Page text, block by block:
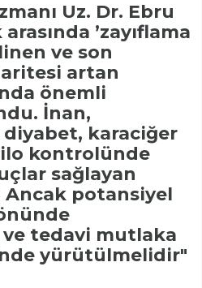
Uz. Dr. Ebru
’zayıflama
ve son
artan
önemli
İnan,
karaciğer
kontrolünde
sağlayan
potansiyel
tedavi mutlaka
yürütülmelidir"